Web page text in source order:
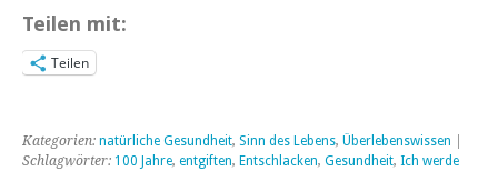
Teilen mit:
Teilen
Kategorien: natürliche Gesundheit, Sinn des Lebens, Überlebenswissen
Schlagwörter: 100 Jahre, entgiften, Entschlacken, Gesundheit, Ich werde